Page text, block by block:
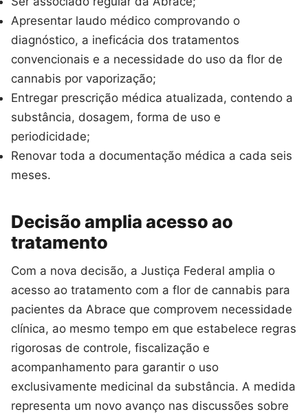
Apresentar laudo médico comprovando o
diagnóstico, a ineficácia dos tratamentos
convencionais e a necessidade do uso da flor de
cannabis por vaporização;
Entregar prescrição médica atualizada, contendo a
substância, dosagem, forma de uso e
periodicidade;
Renovar toda a documentação médica a cada seis
meses.
Decisão amplia acesso ao
tratamento
Com a nova decisão, a Justiça Federal amplia o
acesso ao tratamento com a flor de cannabis para
pacientes da Abrace que comprovem necessidade
clínica, ao mesmo tempo em que estabelece regras
rigorosas de controle, fiscalização e
acompanhamento para garantir o uso
exclusivamente medicinal da substância. A medida
representa um novo avanço nas discussões sobre